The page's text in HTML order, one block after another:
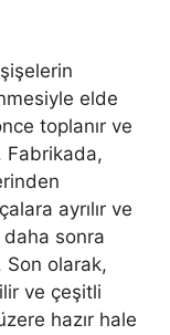
elde
toplanır ve
Fabrikada,
ayrılır ve
sonra
olarak,
ve çeşitli
hazır hale